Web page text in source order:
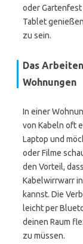
oder
Tablet
zu sein.
Das
Wohnungen
In einer
von Kabeln oft
Laptop und
oder Filme
den Vorteil,
Kabelwirrwarr
kannst. Die
leicht per
deinen Raum
zu müssen.